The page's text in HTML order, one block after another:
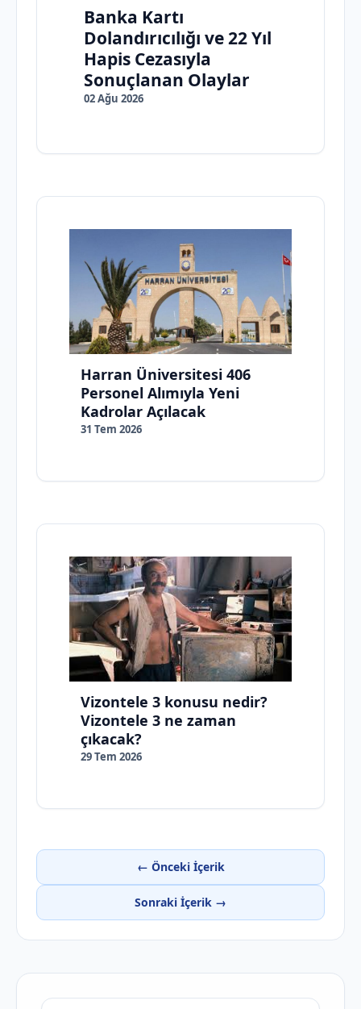
Banka Kartı
Dolandırıcılığı ve 22 Yıl
Hapis Cezasıyla
Sonuçlanan Olaylar
02 Ağu 2026
Harran Üniversitesi 406
Personel Alımıyla Yeni
Kadrolar Açılacak
31 Tem 2026
Vizontele 3 konusu nedir?
Vizontele 3 ne zaman
çıkacak?
29 Tem 2026
← Önceki İçerik
Sonraki İçerik →